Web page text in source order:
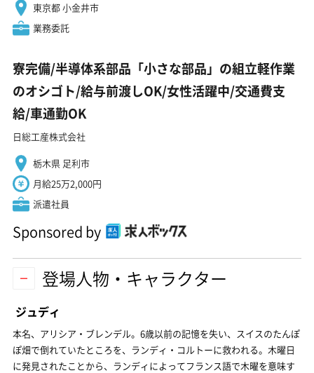
東京都 小金井市
業務委託
寮完備/半導体系部品「小さな部品」の組立軽作業
のオシゴト/給与前渡しOK/女性活躍中/交通費支
給/車通勤OK
日総工産株式会社
栃木県 足利市
月給25万2,000円
派遣社員
Sponsored by
登場人物・キャラクター
ジュディ
本名、アリシア・ブレンデル。6歳以前の記憶を失い、スイスのたんぽ
ぽ畑で倒れていたところを、ランディ・コルトーに救われる。木曜日
に発見されたことから、ランディによってフランス語で木曜を意味す